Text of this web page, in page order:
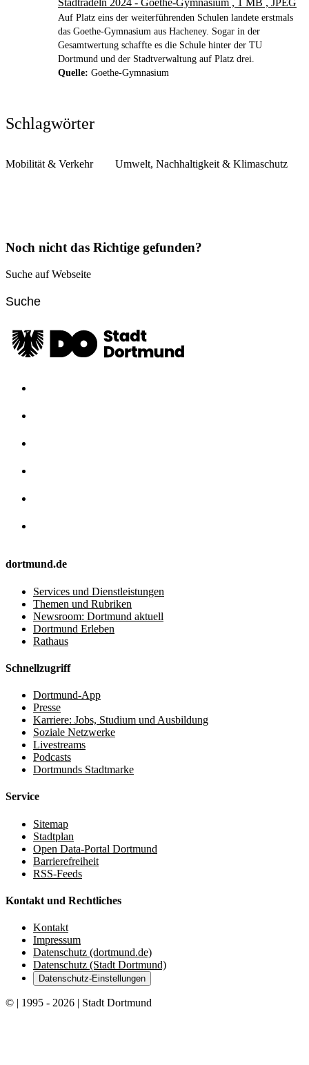
Auf Platz eins der weiterführenden Schulen landete erstmals
das Goethe-Gymnasium aus Hacheney. Sogar in der
Gesamtwertung schaffte es die Schule hinter der TU
Dortmund und der Stadtverwaltung auf Platz drei.
Quelle: Goethe-Gymnasium
Schlagwörter
Mobilität & Verkehr Umwelt, Nachhaltigkeit & Klimaschutz
Noch nicht das Richtige gefunden?
Suche auf Webseite
dortmund.de
Services und Dienstleistungen
Themen und Rubriken
Newsroom: Dortmund aktuell
Dortmund Erleben
Rathaus
Schnellzugriff
Dortmund-App
Presse
Karriere: Jobs, Studium und Ausbildung
Soziale Netzwerke
Livestreams
Podcasts
Dortmunds Stadtmarke
Service
Sitemap
Stadtplan
Open Data-Portal Dortmund
Barrierefreiheit
RSS-Feeds
Kontakt und Rechtliches
Kontakt
Impressum
Datenschutz (dortmund.de)
Datenschutz (Stadt Dortmund)
Datenschutz-Einstellungen
© | 1995 - 2026 | Stadt Dortmund